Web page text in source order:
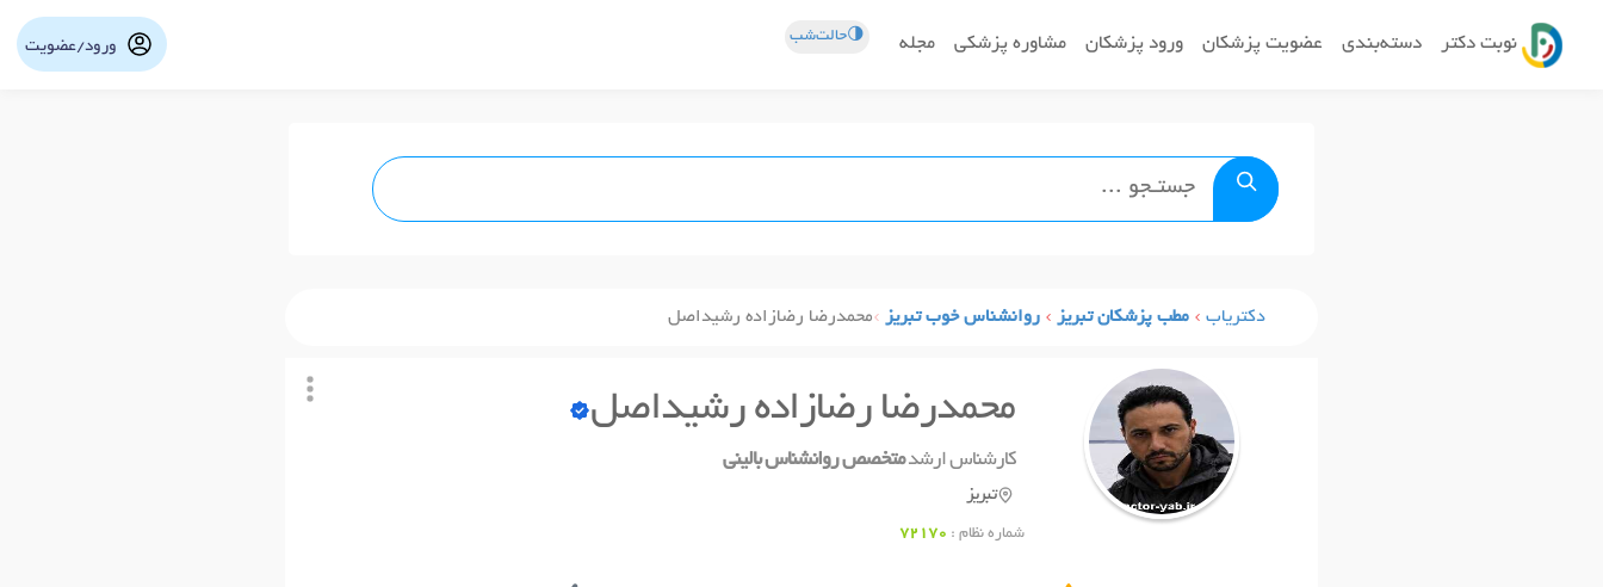
نوبت دکتر دسته‌بندی عضویت پزشکان ورود پزشکان مشاوره پزشکی مجله 🌗حالت‌شب
ورود/عضویت
دکتریاب مطب پزشکان تبریز روانشناس خوب تبریز محمدرضا رضازاده رشیداصل
محمدرضا رضازاده رشیداصل
کارشناس ارشدمتخصص روانشناس بالینی
تبریز
شماره نظام : 72170